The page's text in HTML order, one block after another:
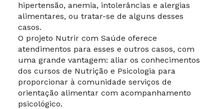
hipertensão, anemia, intolerâncias e alergias
alimentares, ou tratar-se de alguns desses
casos.
O projeto Nutrir com Saúde oferece
atendimentos para esses e outros casos, com
uma grande vantagem: aliar os conhecimentos
dos cursos de Nutrição e Psicologia para
proporcionar à comunidade serviços de
orientação alimentar com acompanhamento
psicológico.